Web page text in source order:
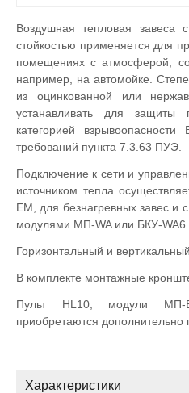
Воздушная тепловая завеса
стойкостью применяется для
помещениях с атмосферой,
например, на автомойке.
из оцинкованной или
устанавливать для
категорией
требований пункта 7.3.63 ПУЭ.
Подключение к сети и
источником тепла
ЕМ, для безнагревных завес и
модулями МП-WA или БКУ-WA6.
Горизонтальный и
В комплекте монтажные
Пульт HL10, модули
приобретаются дополнительно
Характеристики